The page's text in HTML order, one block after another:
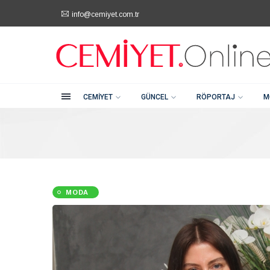
Kategoriler
Cemiyet
Güzellik
Soru Cevap
info@cemiyet.com.tr
Şehitkamil / Gaziantep
+90 (342) 232 80 81
CEMIYET GÜNCEL RÖPORTAJ
MODA